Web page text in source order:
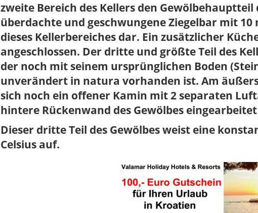
zweite Bereich des Kellers den
überdachte und geschwungene Ziegelbar mit 10
dieses Kellerbereiches dar. Ein zusätzlicher
angeschlossen. Der dritte und größte Teil des
der noch mit seinem ursprünglichen Boden
unverändert in natura vorhanden ist. Am
sich noch ein offener Kamin mit 2 separaten
hintere Rückenwand des Gewölbes
Dieser dritte Teil des Gewölbes weist eine
Celsius auf.